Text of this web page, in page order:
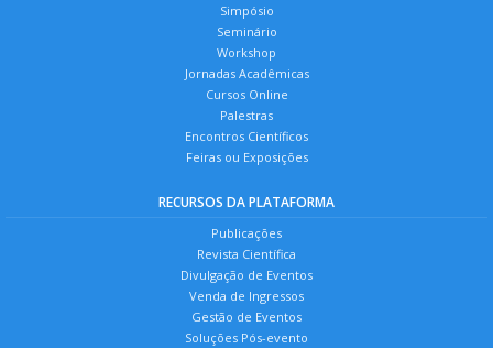
Simpósio
Seminário
Workshop
Jornadas Acadêmicas
Cursos Online
Palestras
Encontros Científicos
Feiras ou Exposições
RECURSOS DA PLATAFORMA
Publicações
Revista Científica
Divulgação de Eventos
Venda de Ingressos
Gestão de Eventos
Soluções Pós-evento